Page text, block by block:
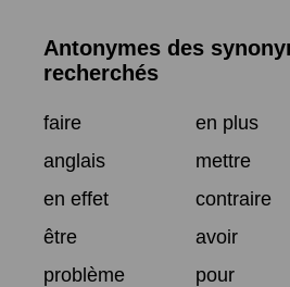
Antonymes des
recherchés
faire
en plus
anglais
mettre
en effet
contraire
être
avoir
problème
pour